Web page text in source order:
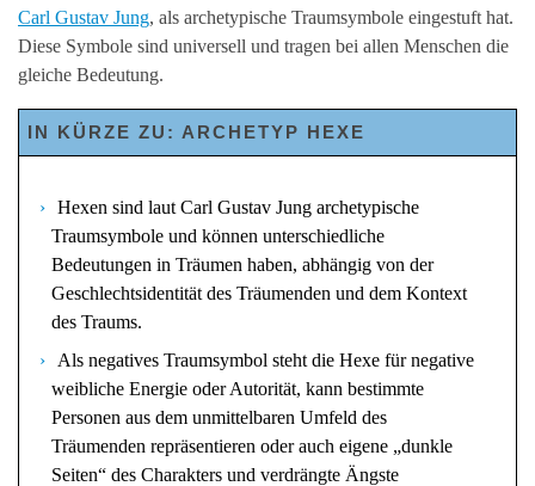
Carl Gustav Jung, als archetypische Traumsymbole eingestuft hat.
Diese Symbole sind universell und tragen bei allen Menschen die
gleiche Bedeutung.
IN KÜRZE ZU: ARCHETYP HEXE
Hexen sind laut Carl Gustav Jung archetypische
Traumsymbole und können unterschiedliche
Bedeutungen in Träumen haben, abhängig von der
Geschlechtsidentität des Träumenden und dem Kontext
des Traums.
Als negatives Traumsymbol steht die Hexe für negative
weibliche Energie oder Autorität, kann bestimmte
Personen aus dem unmittelbaren Umfeld des
Träumenden repräsentieren oder auch eigene „dunkle
Seiten“ des Charakters und verdrängte Ängste